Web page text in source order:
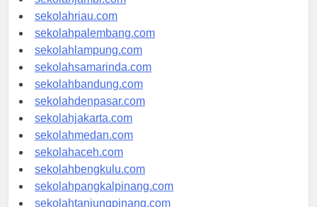
sekolahjambi.com
sekolahriau.com
sekolahpalembang.com
sekolahlampung.com
sekolahsamarinda.com
sekolahbandung.com
sekolahdenpasar.com
sekolahjakarta.com
sekolahmedan.com
sekolahaceh.com
sekolahbengkulu.com
sekolahpangkalpinang.com